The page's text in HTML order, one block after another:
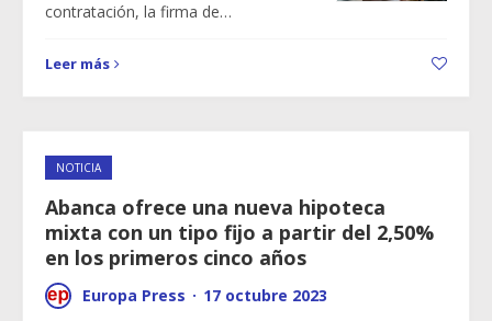
contratación, la firma de…
Leer más
NOTICIA
Abanca ofrece una nueva hipoteca
mixta con un tipo fijo a partir del 2,50%
en los primeros cinco años
Europa Press · 17 octubre 2023